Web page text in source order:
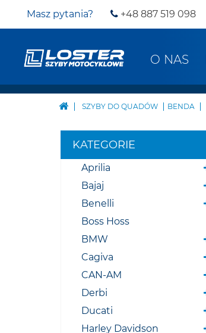
Masz pytania? +48 887 519 098
O NAS
SZYBY DO QUADÓW BENDA
KATEGORIE
Aprilia
Bajaj
Benelli
Boss Hoss
BMW
Cagiva
CAN-AM
Derbi
Ducati
Harley Davidson